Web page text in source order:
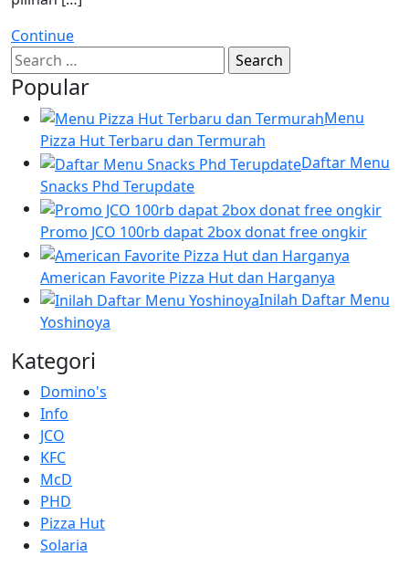
Continue
Search
for:
Popular
Menu
Pizza Hut Terbaru dan Termurah
Daftar Menu
Snacks Phd Terupdate
Promo JCO 100rb dapat 2box donat free ongkir
American Favorite Pizza Hut dan Harganya
Inilah Daftar Menu
Yoshinoya
Kategori
Domino's
Info
JCO
KFC
McD
PHD
Pizza Hut
Solaria